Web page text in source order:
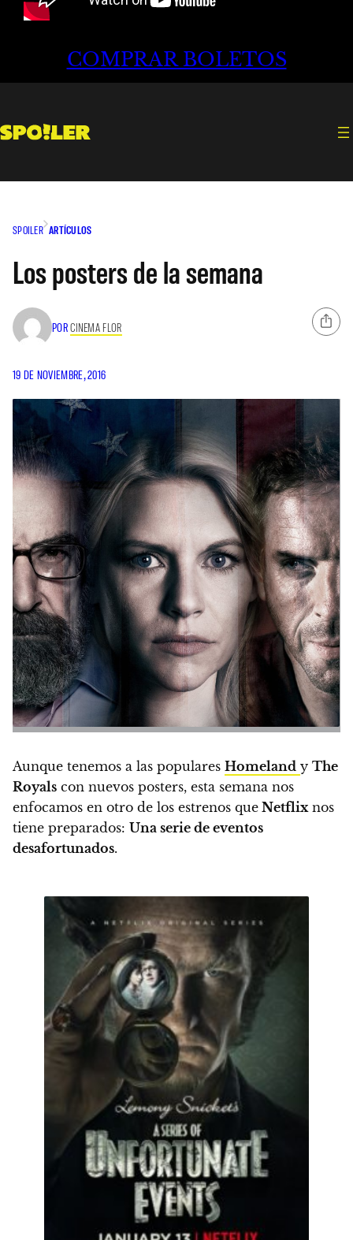
COMPRAR BOLETOS
SPOILER ARTÍCULOS
Los posters de la semana
PORCINEMA FLOR
19 DE NOVIEMBRE, 2016
Aunque tenemos a las populares Homeland y The
Royals con nuevos posters, esta semana nos
enfocamos en otro de los estrenos que Netflixnos
tiene preparados: Una serie de eventos
desafortunados.